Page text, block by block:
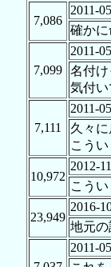
7,086
2011-
確かに
7,099
2011-
名付
気付い
7,111
2011-
久々
こう
10,972
2012-
こう
23,949
2016-
地元
2011-